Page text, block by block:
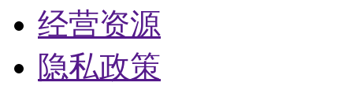
经营资源
隐私政策